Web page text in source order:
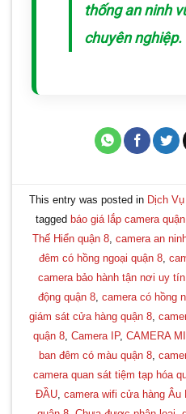
thống an ninh
chuyên nghiệp.
This entry was posted in Dịch
tagged báo giá lắp camera
Thế Hiển quận 8 camera an
đêm có hồng ngoại quận 8
camera bảo hành tận nơi uy tín
động quận 8, camera có hồng
giám sát cửa hàng quận 8,
quận 8, Camera IP, CAMERA
ban đêm có màu quận 8,
camera quan sát tiệm tạp hóa
ĐẦU camera wifi cửa hàng Âu